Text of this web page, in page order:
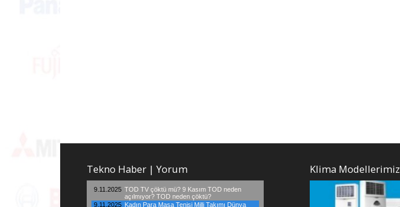
Tekno Haber | Yorum Klima Modellerimiz